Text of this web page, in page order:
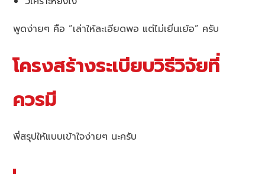
พูดง่ายๆ คือ “เล่าให้ละเอียดพอ แต่ไม่เยิ่นเย้อ” ครับ
โครงสร้างระเบียบวิธีวิจัยที่
ควรมี
พี่สรุปให้แบบเข้าใจง่ายๆ นะครับ